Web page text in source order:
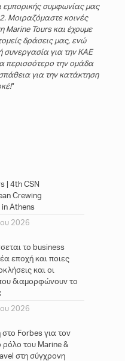
εμπορικής συμφωνίας μας
Μοιραζόμαστε κοινές
Marine Tours και έχουμε
δράσεις μας, ενώ
συνεργασία για την ΚΑΕ
περισσότερο την ομάδα
για την κατάκτηση
“
| 4th CSN
Crewing
Athens
2026
το business
εποχή και ποιες
και οι
διαμορφώνουν το
2026
στο Forbes για τον
ρόλο του Marine &
στη σύγχρονη